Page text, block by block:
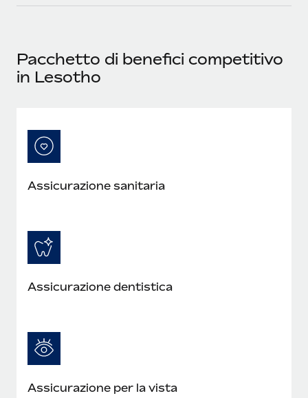
Pacchetto di benefici competitivo
in Lesotho
Assicurazione sanitaria
Assicurazione dentistica
Assicurazione per la vista